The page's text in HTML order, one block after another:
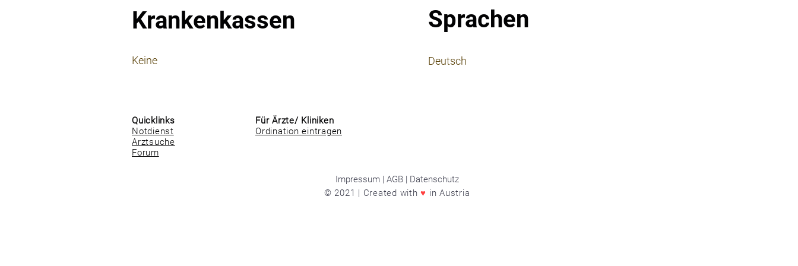
Krankenkassen
Keine
Sprachen
Deutsch
Quicklinks
Notdienst
Arztsuche
Forum
Für Ärzte/ Kliniken
Ordination eintragen
Impressum | AGB | Datenschutz
© 2021 | Created with♥ in Austria